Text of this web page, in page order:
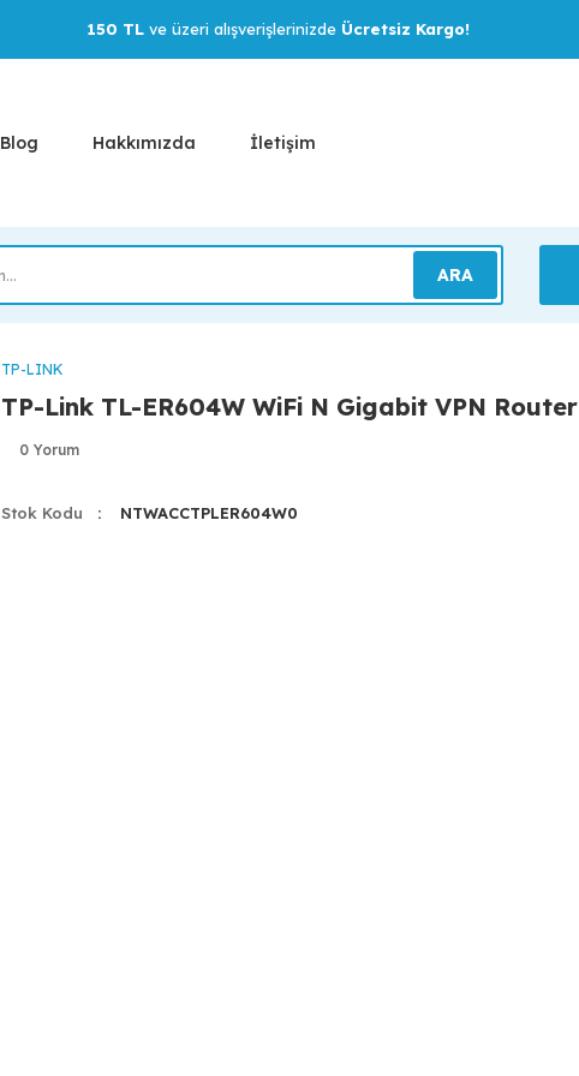
150 TLve üzeri alışverişlerinizde Ücretsiz Kargo!
Blog Hakkımızda İletişim
ARA
TP-LINK
TP-Link TL-ER604W WiFi N Gigabit VPN Router
0 Yorum
Stok Kodu NTWACCTPLER604W0